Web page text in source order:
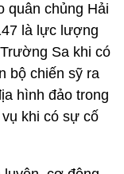
quân chủng Hải
là lực lượng
Sa khi có
bộ chiến sỹ ra
hình đảo trong
khi có sự cố